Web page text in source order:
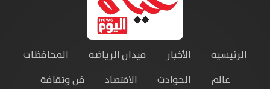
الرئيسية الأخبار ميدان الرياضة
المحافظات
عالم
الحوادث الاقتصاد
فن وثقافة